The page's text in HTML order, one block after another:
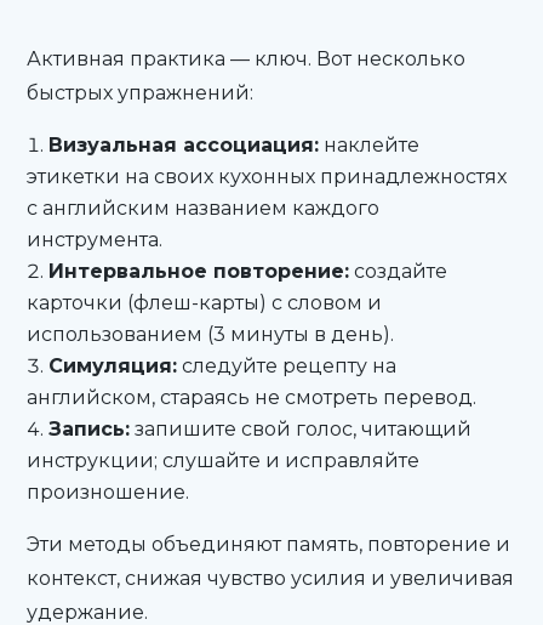
Активная практика — ключ. Вот несколько
быстрых упражнений:
Визуальная ассоциация: наклейте
этикетки на своих кухонных принадлежностях
с английским названием каждого
инструмента.
Интервальное повторение: создайте
карточки (флеш-карты) с словом и
использованием (3 минуты в день).
Симуляция: следуйте рецепту на
английском, стараясь не смотреть перевод.
Запись: запишите свой голос, читающий
инструкции; слушайте и исправляйте
произношение.
Эти методы объединяют память, повторение и
контекст, снижая чувство усилия и увеличивая
удержание.